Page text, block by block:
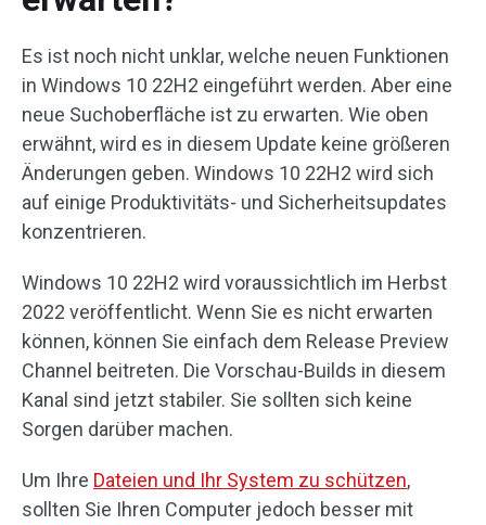
Es ist noch nicht unklar, welche neuen Funktionen
in Windows 10 22H2 eingeführt werden. Aber eine
neue Suchoberfläche ist zu erwarten. Wie oben
erwähnt, wird es in diesem Update keine größeren
Änderungen geben. Windows 10 22H2 wird sich
auf einige Produktivitäts- und Sicherheitsupdates
konzentrieren.
Windows 10 22H2 wird voraussichtlich im Herbst
2022 veröffentlicht. Wenn Sie es nicht erwarten
können, können Sie einfach dem Release Preview
Channel beitreten. Die Vorschau-Builds in diesem
Kanal sind jetzt stabiler. Sie sollten sich keine
Sorgen darüber machen.
Um Ihre Dateien und Ihr System zu schützen,
sollten Sie Ihren Computer jedoch besser mit